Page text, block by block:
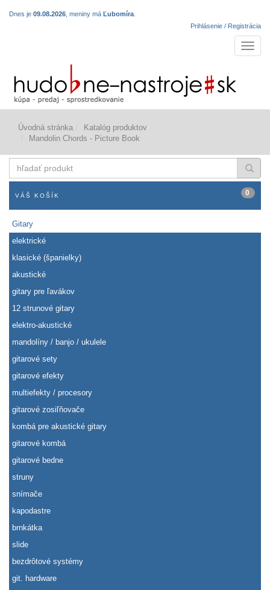
Dnes je 09.08.2026 , meniny má Ľubomíra
Prihlásenie / Registrácia
Úvodná stránka
Katalóg produktov
Mandolin Chords - Picture Book
produkt
VÁŠ KOŠÍK 0
Gitary
elektrické
klasické (španielky)
akustické
gitary pre ľavákov
12 strunové gitary
elektro-akustické
mandolíny / banjo / ukulele
gitarové sety
gitarové efekty
multiefekty / procesory
gitarové zosiľňovače
kombá pre akustické gitary
gitarové kombá
gitarové bedne
struny
snímače
kapodastre
brnkátka
slide
bezdrôtové systémy
git. hardware